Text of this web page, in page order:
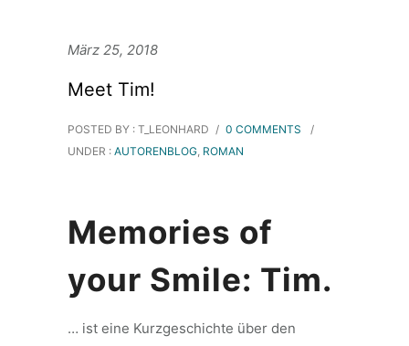
März 25, 2018
Meet Tim!
POSTED BY : T_LEONHARD / 0 COMMENTS
/
UNDER : AUTORENBLOG, ROMAN
Memories of
your Smile: Tim.
… ist eine Kurzgeschichte über den